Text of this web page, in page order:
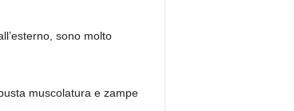
sono molto
muscolatura e zampe